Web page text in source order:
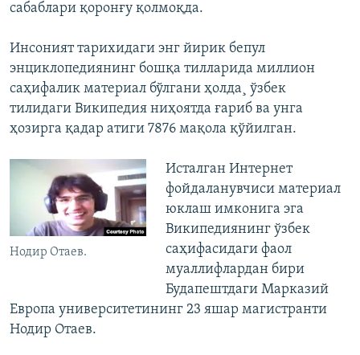
сабаблари қоронғу қолмоқда.
Инсоният тарихидаги энг йирик бепул
энциклопедиянинг бошқа тилларида миллион
саҳифалик материал бўлгани ҳолда¸ ўзбек
тилидаги Википедия ниҳоятда ғариб ва унга
ҳозирга қадар атиги 7876 мақола қўйилган.
Нодир Отаев.
Исталган Интернет
фойдаланувчиси материал
юклаш имконига эга
Википедиянинг ўзбек
саҳифасидаги фаол
муаллифлардан бири
Будапештдаги Марказий
Европа университетининг 23 яшар магистранти
Нодир Отаев.